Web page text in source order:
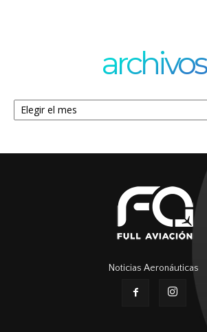
archivos
Archivos
Noticias Aeronáuticas